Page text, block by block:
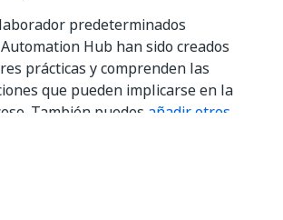
predeterminados
Hub han sido creados
prácticas y comprenden las
que pueden implicarse en la
También puedes añadir otros